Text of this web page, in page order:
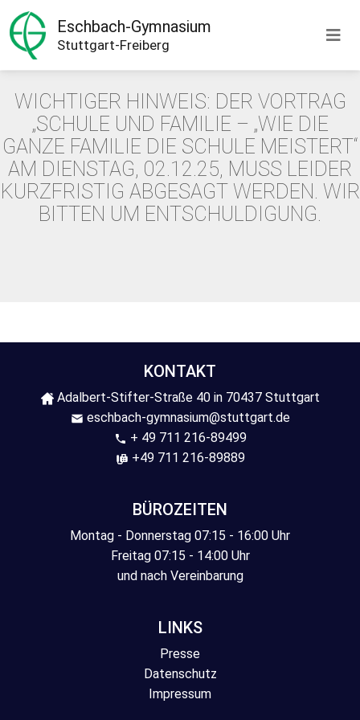
Eschbach-Gymnasium
Stuttgart-Freiberg
WICHTIGER HINWEIS: DER VORTRAG
„SCHULE UND FAMILIE – „WIE DIE
GANZE FAMILIE DIE SCHULE MEISTERT“
AM DIENSTAG, 02.12.25, MUSS LEIDER
KURZFRISTIG ABGESAGT WERDEN. WIR
BITTEN UM ENTSCHULDIGUNG.
KONTAKT
Adalbert-Stifter-Straße 40 in 70437 Stuttgart
eschbach-gymnasium@stuttgart.de
+ 49 711 216-89499
+49 711 216-89889
BÜROZEITEN
Montag - Donnerstag 07:15 - 16:00 Uhr
Freitag 07:15 - 14:00 Uhr
und nach Vereinbarung
LINKS
Presse
Datenschutz
Impressum